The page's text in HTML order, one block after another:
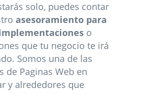
solo, puedes contar
asesoramiento para
o
que tu negocio te irá
Somos una de las
de Paginas Web en
y alrededores que